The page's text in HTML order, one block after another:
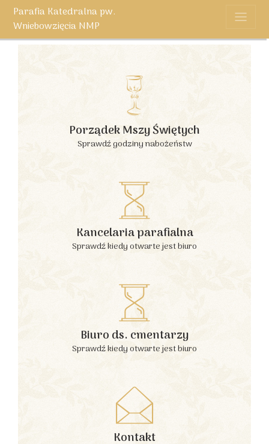
Parafia Katedralna pw.
Wniebowzięcia NMP
Porządek Mszy Świętych
Sprawdź godziny nabożeństw
Kancelaria parafialna
Sprawdź kiedy otwarte jest biuro
Biuro ds. cmentarzy
Sprawdź kiedy otwarte jest biuro
Kontakt